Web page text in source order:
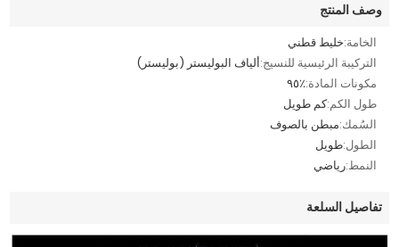
وصف المنتج
الخامة:خليط قطني
التركيبة الرئيسية للنسيج:ألياف البوليستر (بوليستر)
مكونات المادة:٪٩٥
طول الكم:كم طويل
السُمك:مبطن بالصوف
الطول:طويل
النمط:رياضي
تفاصيل السلعة